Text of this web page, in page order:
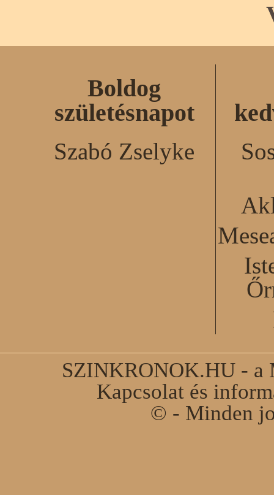
Boldog
születésnapot
Szabó Zselyke
SZINKRONOK.HU - a
Kapcsolat és
© - Minden